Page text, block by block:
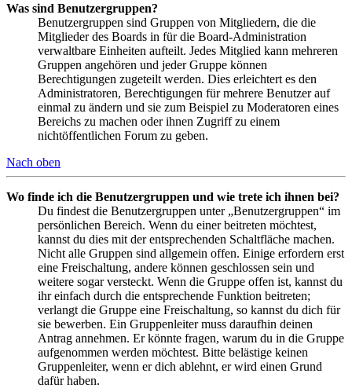
Was sind Benutzergruppen?
Benutzergruppen sind Gruppen von Mitgliedern, die die
Mitglieder des Boards in für die Board-Administration
verwaltbare Einheiten aufteilt. Jedes Mitglied kann mehreren
Gruppen angehören und jeder Gruppe können
Berechtigungen zugeteilt werden. Dies erleichtert es den
Administratoren, Berechtigungen für mehrere Benutzer auf
einmal zu ändern und sie zum Beispiel zu Moderatoren eines
Bereichs zu machen oder ihnen Zugriff zu einem
nichtöffentlichen Forum zu geben.
Nach oben
Wo finde ich die Benutzergruppen und wie trete ich ihnen bei?
Du findest die Benutzergruppen unter „Benutzergruppen“ im
persönlichen Bereich. Wenn du einer beitreten möchtest,
kannst du dies mit der entsprechenden Schaltfläche machen.
Nicht alle Gruppen sind allgemein offen. Einige erfordern erst
eine Freischaltung, andere können geschlossen sein und
weitere sogar versteckt. Wenn die Gruppe offen ist, kannst du
ihr einfach durch die entsprechende Funktion beitreten;
verlangt die Gruppe eine Freischaltung, so kannst du dich für
sie bewerben. Ein Gruppenleiter muss daraufhin deinen
Antrag annehmen. Er könnte fragen, warum du in die Gruppe
aufgenommen werden möchtest. Bitte belästige keinen
Gruppenleiter, wenn er dich ablehnt, er wird einen Grund
dafür haben.